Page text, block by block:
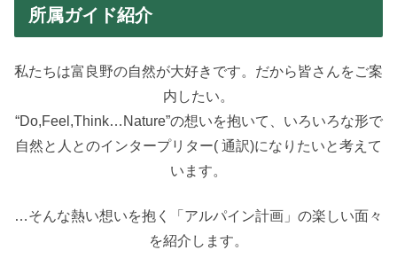
所属ガイド紹介
私たちは富良野の自然が大好きです。だから皆さんをご案
内したい。
“Do,Feel,Think…Nature”の想いを抱いて、いろいろな形で
自然と人とのインタープリター( 通訳)になりたいと考えて
います。
…そんな熱い想いを抱く「アルパイン計画」の楽しい面々
を紹介します。